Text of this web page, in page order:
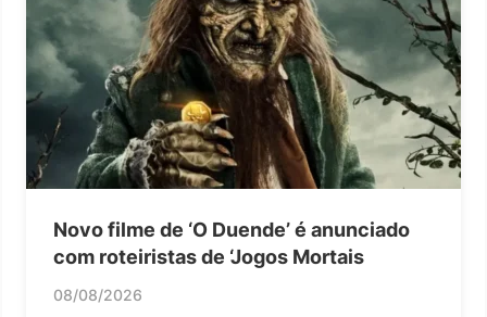
Novo filme de ‘O Duende’ é anunciado
com roteiristas de ‘Jogos Mortais
08/08/2026